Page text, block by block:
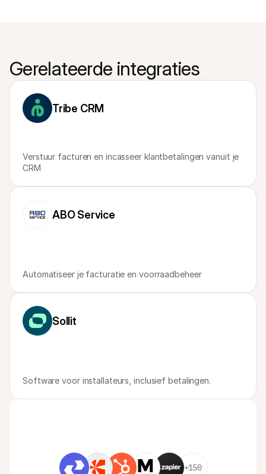
Gerelateerde integraties
Tribe CRM
Verstuur facturen en incasseer klantbetalingen vanuit je
CRM
ABO Service
Automatiseer je facturatie en voorraadbeheer
Sollit
Software voor installateurs, inclusief betalingen.
+150